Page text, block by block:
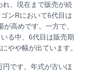
れ、現在まで販売が続
ンRにおいて6代目は
高めです。一方で、
る中、6代目は販売期
やや幅が出ています。
です。年式が古いほ